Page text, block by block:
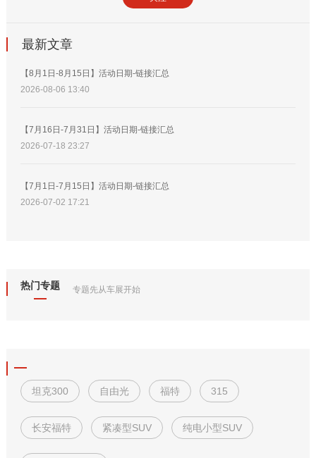
最新文章
【8月1日-8月15日】活动日期-链接汇总
2026-08-06 13:40
【7月16日-7月31日】活动日期-链接汇总
2026-07-18 23:27
【7月1日-7月15日】活动日期-链接汇总
2026-07-02 17:21
热门专题 专题先从车展开始
坦克300 自由光 福特 315
长安福特 紧凑型SUV 纯电小型SUV